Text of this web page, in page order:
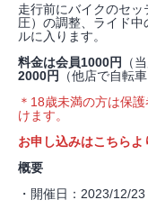
走行前にバイクのセ
圧）の調整、ライド
ルに入ります。
料金は会員1000円
（
2000円
（他店で自転
＊18歳未満の方は保
けます。
お申し込みはこちらよ
概要
・開催日：2023/12/23